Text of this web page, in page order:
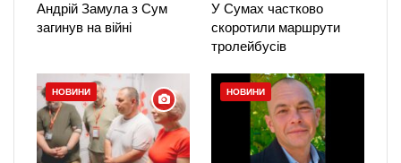
Андрій Замула з Сум
загинув на війні
У Сумах частково
скоротили маршрути
тролейбусів
НОВИНИ НОВИНИ